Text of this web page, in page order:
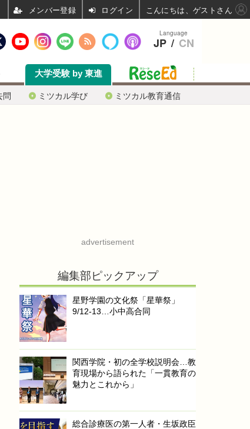
問 ミツカル学び ミツカル教育通信
大学受験 by 東進
advertisement
編集部ピックアップ
星野学園の文化祭「星華祭」
9/12-13…小中高合同
関西学院・初の全学校説明会…教
育現場から語られた「一貫教育の
魅力とこれから」
総合診療医の第一人者・生坂政臣
Language
JP / CN
ログイン こんにちは、ゲストさん